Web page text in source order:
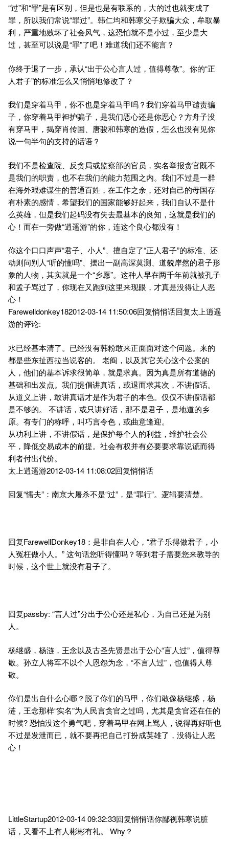
“过”和“罪”是有区别，但是也是有联系的，大的过也就变成了
罪，所以我们常说“罪过”。韩仁均和韩寒父子欺骗大众，牟取暴
利，严重地败坏了社会风气，这恐怕就不是小过，至少是大
过，甚至可以说是“罪”了吧！难道我们还不能言？
你终于退了一步，承认“出于公心言人过，值得尊敬”。你的“正
人君子”的标准怎么又悄悄地修改了？
我们是穿着马甲，你不也是穿着马甲吗？我们穿着马甲谴责骗
子，你穿着马甲袒护骗子，是我们恶心还是你恶心？方舟子没
有穿马甲，揭穿肖传国、唐骏和韩寒的造假，怎么也没有见你
说一句半句的支持的话语？
我们不是检查院、反贪局或监察部的官员，实名举报贪官既不
是我们的职责，也不在我们的能力范围之内。我们不过是一群
在海外艰难谋生的普通百姓，在工作之余，还对自己的母国存
有朴素的感情，希望我们的国家能够好起来，我们自认不是什
么英雄，但是我们起码没有失去最基本的良知，这就是我们的
心！而在一旁做“逍遥游”的你，连这个良心都没有！
你这个口口声声“君子、小人”、擅自定了“正人君子”的标准、还
动则问别人“听的懂吗”、摆出一副高深莫测、道貌岸然的君子形
象的人物，其实就是一个“乡愿”。这种人早在两千年前就被孔子
和孟子骂过了，你现在又跑到这里来现眼，才真是没得让人恶
心！
Farewelldonkey182012-03-14 11:50:06回复悄悄话回复太上逍遥
游的评论:
水已经基本清了。已经没有韩粉敢来正面面对这个问题。来的
都是些东扯西拉当说客的。 老阎，以及其它关心这个公案的
人，他们的基本诉求很简单，就是求真。因为真是所有道德的
基础和出发点。我们提倡讲真话，或退而求其次，不讲假话。
从道义上讲，敢讲真话才是作为君子的本色。仅仅不讲假话都
是不够的。 不讲话，或只讲好话，那不是君子，是地道的乡
原。有专门的称呼，叫巧言令色，或曲意逢迎。
从功利上讲，不讲假话，是保护每个人的利益，维护社会公
平，降低交易成本的前提。社会有权并有必要要求靠说谎而得
利者付出代价。
太上逍遥游2012-03-14 11:08:02回复悄悄话
回复“懦夫”：南京大屠杀不是“过”，是“罪行”。逻辑要清楚。
回复FarewellDonkey18：是非自在人心，“君子乐得做君子，小
人冤枉做小人。” 这句话您听得懂吗？等到君子需要您来教导的
时候，这个世上就没有君子了。
回复passby: “言人过”分出于公心还是私心，为自己还是为别
人。
杨继盛，杨涟，王念以及古圣先贤是出于公心“言人过”，值得尊
敬。孙立人将军不以个人恩怨为念，“不言人过”，也值得人尊
敬。
你们是出自什么心哪？脱了你们的马甲，你们敢像杨继盛，杨
涟，王念那样“实名”为人民言贪官之过吗，尤其是贪官还在任的
时候? 恐怕没这个勇气吧，穿着马甲在网上骂人，说得再好听也
不过是发泄而已，就不要再把自己打扮成英雄了，没得让人恶
心！
LittleStartup2012-03-14 09:32:33回复悄悄话你鄙视韩寒说脏
话，又看不上有人彬彬有礼。 Why？